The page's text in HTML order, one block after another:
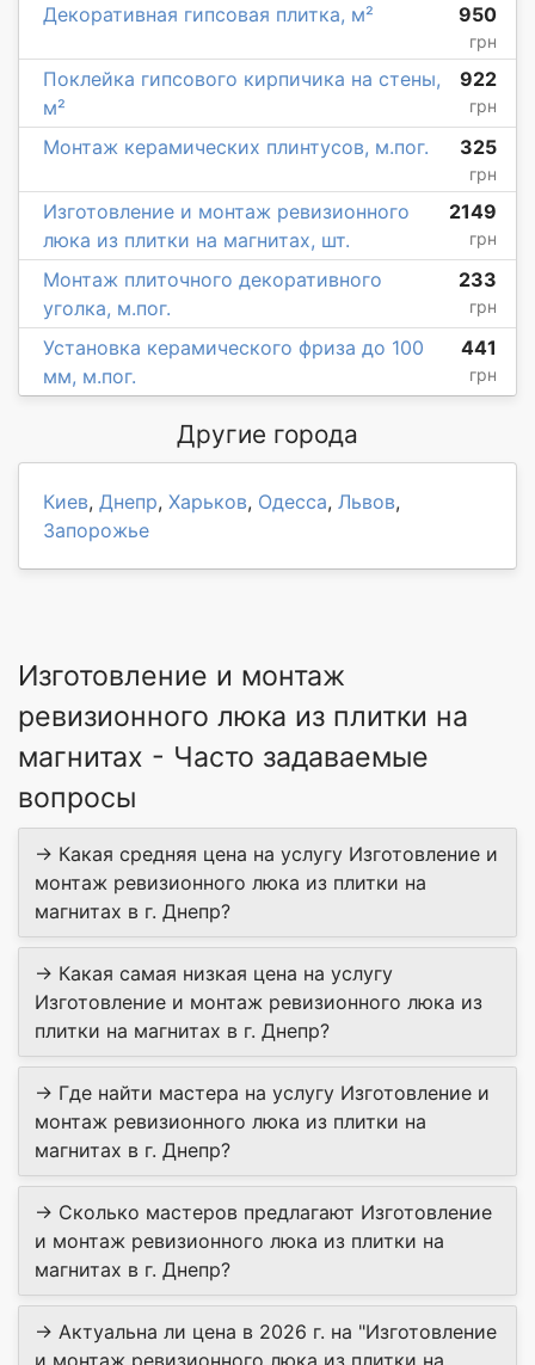
Декоративная гипсовая плитка, м² 950
грн
Поклейка гипсового кирпичика на стены,
м²
922
грн
Монтаж керамических плинтусов, м.пог. 325
грн
Изготовление и монтаж ревизионного
люка из плитки на магнитах, шт.
2149
грн
Монтаж плиточного декоративного
уголка, м.пог.
233
грн
Установка керамического фриза до 100
мм, м.пог.
441
грн
Другие города
Киев, Днепр, Харьков, Одесса, Львов,
Запорожье
Изготовление и монтаж
ревизионного люка из плитки на
магнитах - Часто задаваемые
вопросы
→ Какая средняя цена на услугу Изготовление и
монтаж ревизионного люка из плитки на
магнитах в г. Днепр?
→ Какая самая низкая цена на услугу
Изготовление и монтаж ревизионного люка из
плитки на магнитах в г. Днепр?
→ Где найти мастера на услугу Изготовление и
монтаж ревизионного люка из плитки на
магнитах в г. Днепр?
→ Сколько мастеров предлагают Изготовление
и монтаж ревизионного люка из плитки на
магнитах в г. Днепр?
→ Актуальна ли цена в 2026 г. на "Изготовление
и монтаж ревизионного люка из плитки на